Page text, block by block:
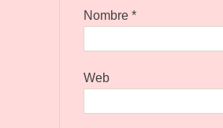
Nombre *
Web